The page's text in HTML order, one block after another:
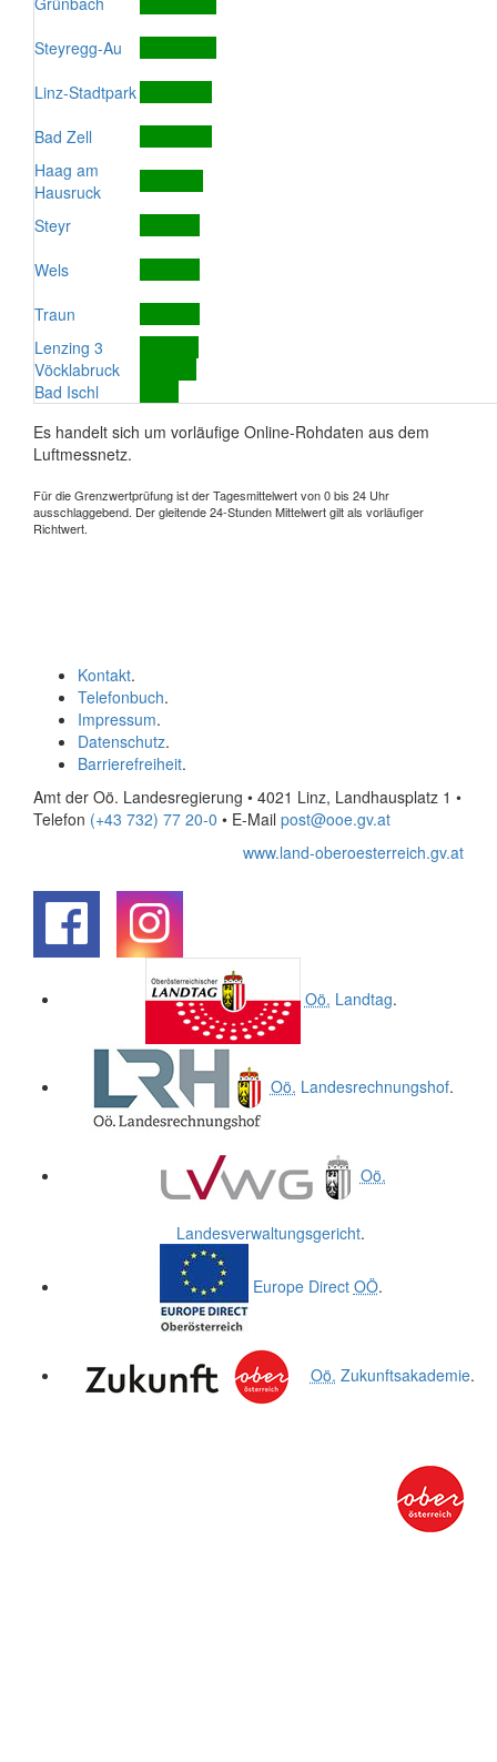
Steyregg-Au
Linz-Stadtpark
Bad Zell
Haag am
Hausruck
Steyr
Wels
Traun
Lenzing 3
Vöcklabruck
Bad Ischl
Es handelt sich um vorläufige Online-Rohdaten aus dem
Luftmessnetz.
Für die Grenzwertprüfung ist der Tagesmittelwert von 0 bis 24 Uhr
ausschlaggebend. Der gleitende 24-Stunden Mittelwert gilt als vorläufiger
Richtwert.
Kontakt.
Telefonbuch.
Impressum.
Datenschutz.
Barrierefreiheit.
Amt der Oö. Landesregierung • 4021 Linz, Landhausplatz 1 •
Telefon (+43 732) 77 20-0 • E-Mail post@ooe.gv.at
www.land-oberoesterreich.gv.at
Oö. Landtag.
Oö. Landesrechnungshof.
Oö.
Landesverwaltungsgericht.
Europe Direct OÖ.
Oö. Zukunftsakademie.